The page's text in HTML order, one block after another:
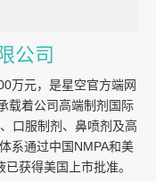
公司
万元，是星空官方端网
载着公司高端制剂国际
口服制剂、鼻喷剂及高
系通过中国NMPA和美
获得美国上市批准。